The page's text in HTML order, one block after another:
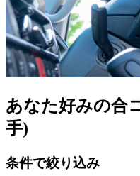
あなた好みの合
手)
条件で絞り込み